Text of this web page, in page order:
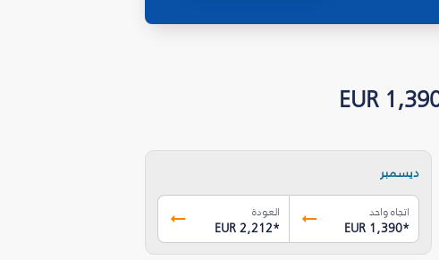
ديسمبر
اتجاه واحد
EUR 1,390*
العودة
EUR 2,212*